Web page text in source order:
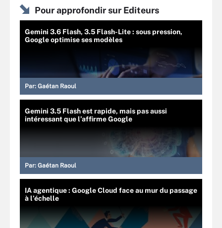
Pour approfondir sur Editeurs
Gemini 3.6 Flash, 3.5 Flash-Lite : sous pression,
Google optimise ses modèles
Par: Gaétan Raoul
Gemini 3.5 Flash est rapide, mais pas aussi
intéressant que l’affirme Google
Par: Gaétan Raoul
IA agentique : Google Cloud face au mur du passage
à l’échelle